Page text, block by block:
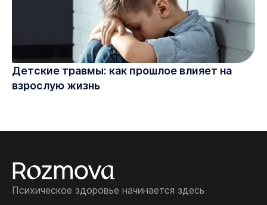
Детские травмы: как прошлое влияет на
взрослую жизнь
Психическое здоровье начинается здесь